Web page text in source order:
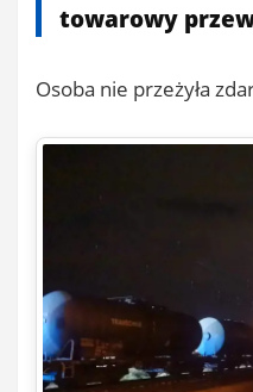
towarowy
Osoba nie przeżyła